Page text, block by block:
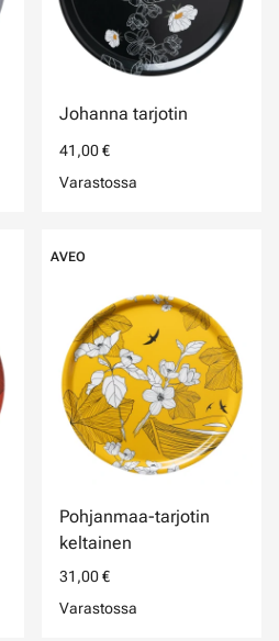
Johanna tarjotin
41,00 €
Varastossa
AVEO
Pohjanmaa-tarjotin
keltainen
31,00 €
Varastossa